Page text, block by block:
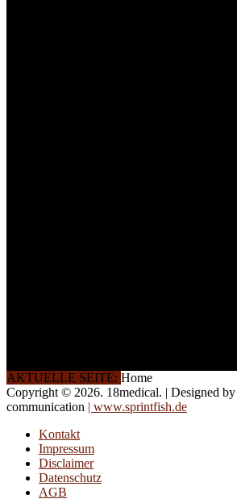
AKTUELLE SEITE: Home
Copyright © 2026. 18medical. | Designed
communication | www.sprintfish.de
Kontakt
Impressum
Disclaimer
Datenschutz
AGB